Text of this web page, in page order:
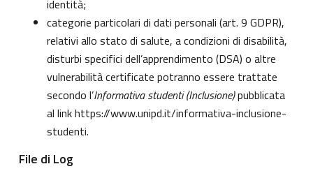
identità;
categorie particolari di dati personali (art. 9 GDPR),
relativi allo stato di salute, a condizioni di disabilità,
disturbi specifici dell’apprendimento (DSA) o altre
vulnerabilità certificate potranno essere trattate
secondo l’Informativa studenti (Inclusione)pubblicata
al linkhttps://www.unipd.it/informativa-inclusione-
studenti.
File di Log